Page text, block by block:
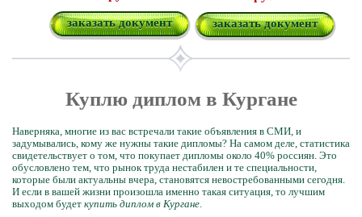
заказать документ заказать документ
Куплю диплом в Кургане
Наверняка, многие из вас встречали такие объявления в СМИ, и
задумывались, кому же нужны такие дипломы? На самом деле, статистика
свидетельствует о том, что покупает дипломы около 40% россиян. Это
обусловлено тем, что рынок труда нестабилен и те специальности,
которые были актуальны вчера, становятся невостребованными сегодня.
И если в вашей жизни произошла именно такая ситуация, то лучшим
выходом будет купить диплом в Кургане.